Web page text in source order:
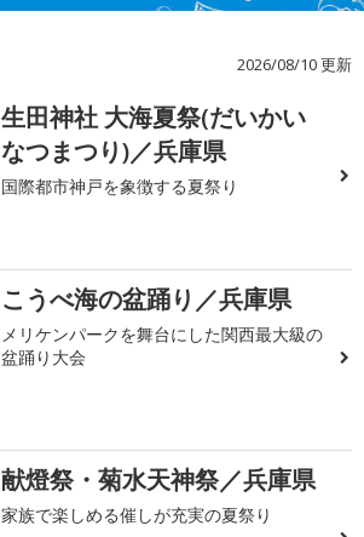
2026/08/10 更新
生田神社 大海夏祭(だいかい
なつまつり)／兵庫県
国際都市神戸を象徴する夏祭り
こうべ海の盆踊り／兵庫県
メリケンパークを舞台にした関西最大級の
盆踊り大会
献燈祭・菊水天神祭／兵庫県
家族で楽しめる催しが充実の夏祭り